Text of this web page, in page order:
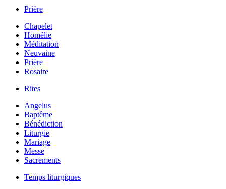
Prière
Chapelet
Homélie
Méditation
Neuvaine
Prière
Rosaire
Rites
Angelus
Baptême
Bénédiction
Liturgie
Mariage
Messe
Sacrements
Temps liturgiques